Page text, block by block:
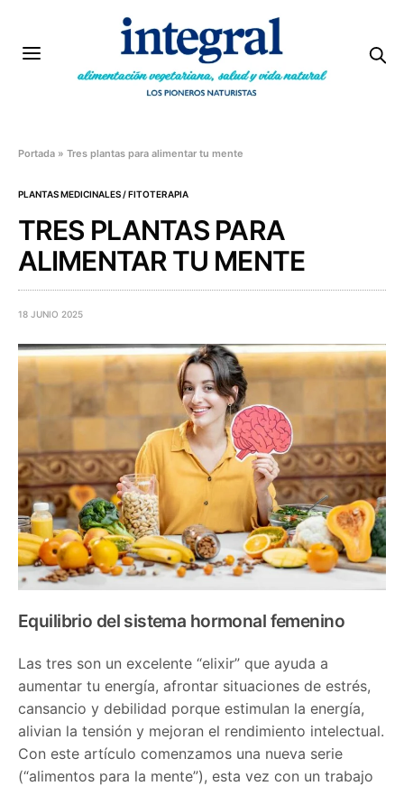
Portada »Tres plantas para alimentar tu mente
PLANTAS MEDICINALES / FITOTERAPIA
TRES PLANTAS PARA
ALIMENTAR TU MENTE
18 JUNIO 2025
Equilibrio del sistema hormonal femenino
Las tres son un excelente “elixir” que ayuda a
aumentar tu energía, afrontar situaciones de estrés,
cansancio y debilidad porque estimulan la energía,
alivian la tensión y mejoran el rendimiento intelectual.
Con este artículo comenzamos una nueva serie
(“alimentos para la mente”), esta vez con un trabajo